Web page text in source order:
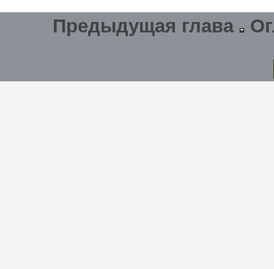
Предыдущая глава